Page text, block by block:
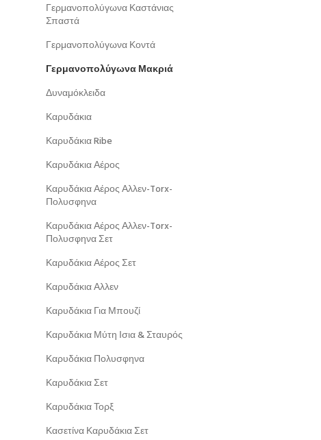
Γερμανοπολύγωνα Καστάνιας
Σπαστά
Γερμανοπολύγωνα Κοντά
Γερμανοπολύγωνα Μακριά
Δυναμόκλειδα
Καρυδάκια
Καρυδάκια Ribe
Καρυδάκια Αέρος
Καρυδάκια Αέρος Αλλεν-Torx-
Πολυσφηνα
Καρυδάκια Αέρος Αλλεν-Torx-
Πολυσφηνα Σετ
Καρυδάκια Αέρος Σετ
Καρυδάκια Αλλεν
Καρυδάκια Για Μπουζί
Καρυδάκια Μύτη Ισια & Σταυρός
Καρυδάκια Πολυσφηνα
Καρυδάκια Σετ
Καρυδάκια Τορξ
Κασετίνα Καρυδάκια Σετ